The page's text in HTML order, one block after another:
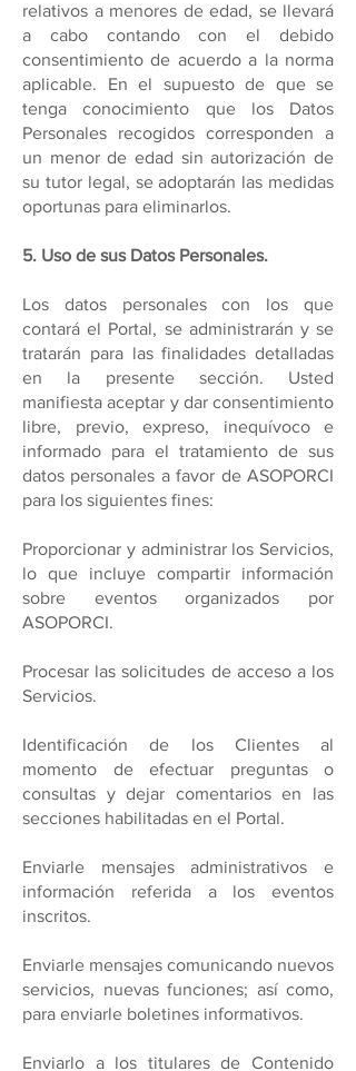
relativos a menores de edad, se llevará
a cabo contando con el debido
consentimiento de acuerdo a la norma
aplicable. En el supuesto de que se
tenga conocimiento que los Datos
Personales recogidos corresponden a
un menor de edad sin autorización de
su tutor legal, se adoptarán las medidas
oportunas para eliminarlos.
5. Uso de sus Datos Personales.
Los datos personales con los que
contará el Portal, se administrarán y se
tratarán para las finalidades detalladas
en la presente sección. Usted
manifiesta aceptar y dar consentimiento
libre, previo, expreso, inequívoco e
informado para el tratamiento de sus
datos personales a favor de ASOPORCI
para los siguientes fines:
Proporcionar y administrar los Servicios,
lo que incluye compartir información
sobre eventos organizados por
ASOPORCI.
Procesar las solicitudes de acceso a los
Servicios.
Identificación de los Clientes al
momento de efectuar preguntas o
consultas y dejar comentarios en las
secciones habilitadas en el Portal.
Enviarle mensajes administrativos e
información referida a los eventos
inscritos.
Enviarle mensajes comunicando nuevos
servicios, nuevas funciones; así como,
para enviarle boletines informativos.
Enviarlo a los titulares de Contenido